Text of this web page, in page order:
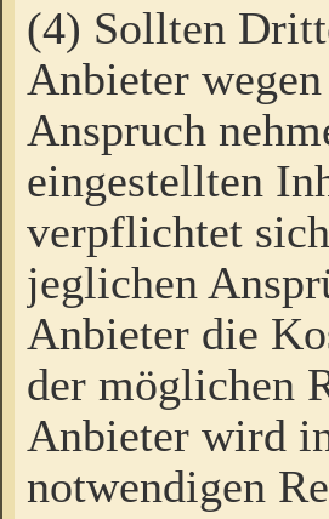
(4) Sollten
Anbieter
Anspruch
eingestellten
verpflichtet
jeglichen
Anbieter die
der möglichen
Anbieter wird
notwendigen